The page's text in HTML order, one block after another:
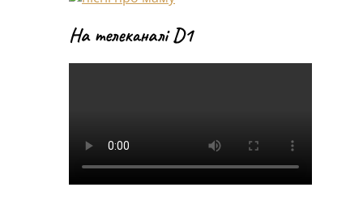
На телеканалі D1